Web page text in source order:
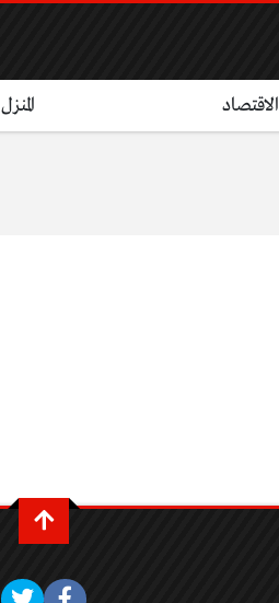
الاقتصاد المنزل